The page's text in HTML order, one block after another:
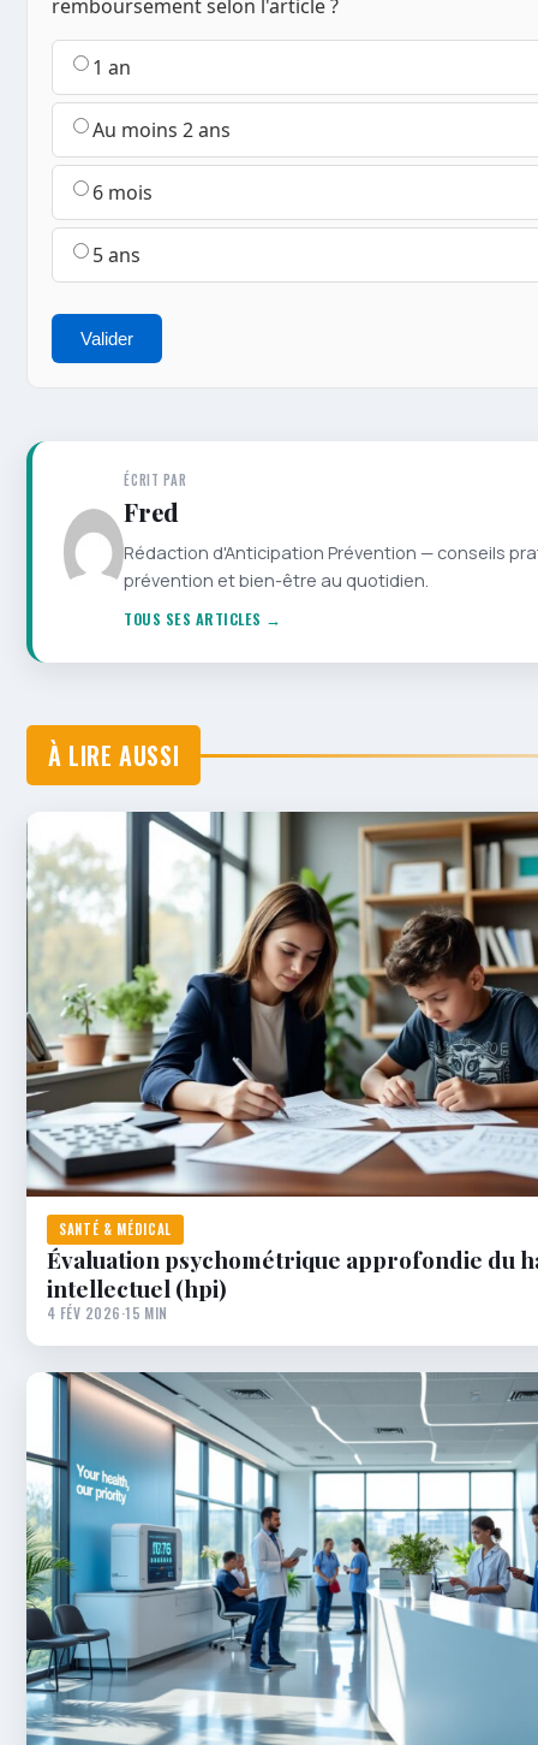
remboursement selon l'article ?
1 an
Au moins 2 ans
6 mois
5 ans
Valider
ÉCRIT PAR
Fred
Rédaction d'Anticipation Prévention — conseils
prévention et bien-être au quotidien.
TOUS SES ARTICLES →
À LIRE AUSSI
SANTÉ & MÉDICAL
Évaluation psychométrique approfondie du
intellectuel (hpi)
4 FÉV 2026·15 MIN